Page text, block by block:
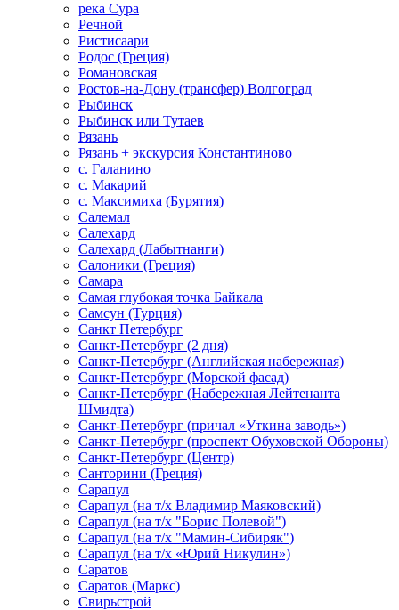
река Сура
Речной
Ристисаари
Родос (Греция)
Романовская
Ростов-на-Дону (трансфер) Волгоград
Рыбинск
Рыбинск или Тутаев
Рязань
Рязань + экскурсия Константиново
с. Галанино
с. Макарий
с. Максимиха (Бурятия)
Салемал
Салехард
Салехард (Лабытнанги)
Салоники (Греция)
Самара
Самая глубокая точка Байкала
Самсун (Турция)
Санкт Петербург
Санкт-Петербург (2 дня)
Санкт-Петербург (Английская набережная)
Санкт-Петербург (Морской фасад)
Санкт-Петербург (Набережная Лейтенанта
Шмидта)
Санкт-Петербург (причал «Уткина заводь»)
Санкт-Петербург (проспект Обуховской Обороны)
Санкт-Петербург (Центр)
Санторини (Греция)
Сарапул
Сарапул (на т/х Владимир Маяковский)
Сарапул (на т/х "Борис Полевой")
Сарапул (на т/х "Мамин-Сибиряк")
Сарапул (на т/х «Юрий Никулин»)
Саратов
Саратов (Маркс)
Свирьстрой